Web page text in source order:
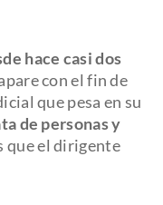
hace casi dos
con el fin de
que pesa en su
de personas y
que el dirigente